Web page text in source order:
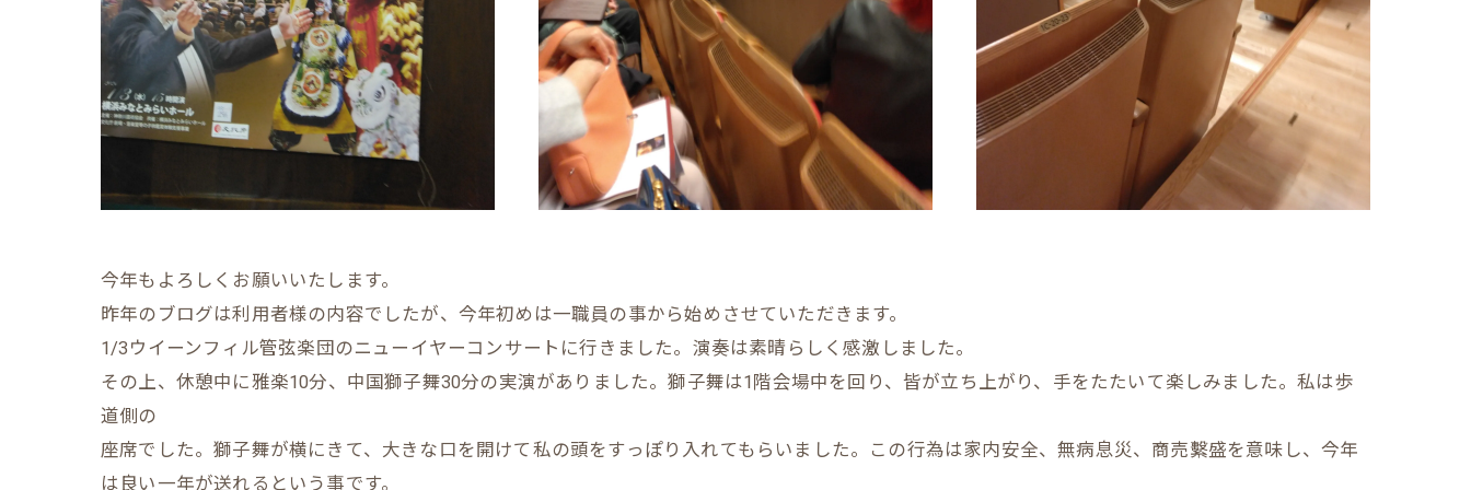
今年もよろしくお願いいたします。
昨年のブログは利用者様の内容でしたが、今年初めは一職員の事から始めさせていただきます。
1/3ウイーンフィル管弦楽団のニューイヤーコンサートに行きました。演奏は素晴らしく感激しました。
その上、休憩中に雅楽10分、中国獅子舞30分の実演がありました。獅子舞は1階会場中を回り、皆が立ち上がり、手をたたいて楽しみました。私は歩
道側の
座席でした。獅子舞が横にきて、大きな口を開けて私の頭をすっぽり入れてもらいました。この行為は家内安全、無病息災、商売繫盛を意味し、今年
は良い一年が送れるという事です。